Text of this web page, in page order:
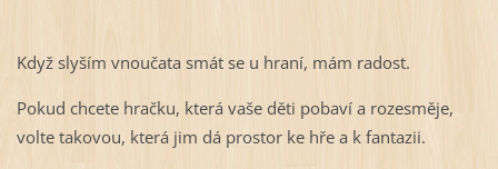
Když slyším vnoučata smát se u hraní, mám radost.
Pokud chcete hračku, která vaše děti pobaví a rozesměje,
volte takovou, která jim dá prostor ke hře a k fantazii.